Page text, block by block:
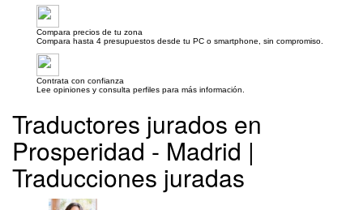
Compara precios de tu zona
Compara hasta 4 presupuestos desde tu PC o smartphone, sin compromiso.
Contrata con confianza
Lee opiniones y consulta perfiles para más información.
Traductores jurados en
Prosperidad - Madrid |
Traducciones juradas